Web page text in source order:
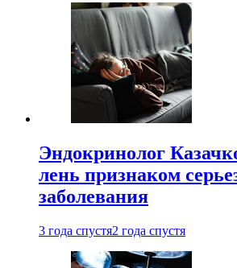
Эндокринолог
лень признаком
заболевания
3 года спустя2 года спустя